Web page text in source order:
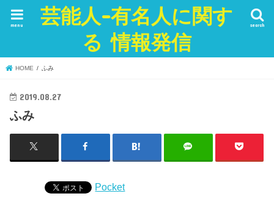
芸能人-有名人に関す
る 情報発信
search
menu
HOME ふみ
2019.08.27
ふみ
Pocket